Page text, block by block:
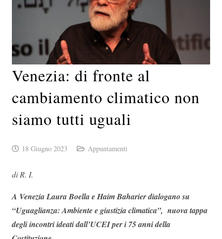
Venezia: di fronte al
cambiamento climatico non
siamo tutti uguali
18 Giugno 2023 Appuntamenti
di R. I.
A Venezia Laura Boella e Haim Baharier dialogano su
“Uguaglianza: Ambiente e giustizia climatica”, nuova tappa
degli incontri ideati dall’UCEI per i 75 anni della